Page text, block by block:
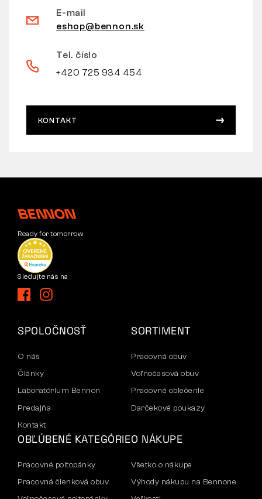
E-mail
eshop@bennon.sk
Tel. číslo
+420 725 934 454
KONTAKT
Ready for tomorrow
Sledujte nás na
SPOLOČNOSŤ
O nás
Články
Laboratórium Bennon
Predajňa
Kontakt
SORTIMENT
Pracovná obuv
Voľnočasová obuv
Pracovné oblečenie
Darčekové poukazy
OBĽÚBENÉ KATEGÓRIE
Pracovné poltopánky
Pracovná členková obuv
O NÁKUPE
Všetko o nákupe
Výhody nákupu na Bennone